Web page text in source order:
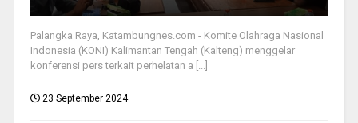
Palangka Raya, Katambungnes.com - Komite Olahraga Nasional
Indonesia (KONI) Kalimantan Tengah (Kalteng) menggelar
konferensi pers terkait perhelatan a [...]
23 September 2024